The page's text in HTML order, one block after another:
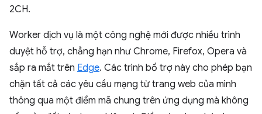
2CH.
Worker dịch vụ là một công nghệ mới được nhiều trình
duyệt hỗ trợ, chẳng hạn như Chrome, Firefox, Opera và
sắp ra mắt trên Edge. Các trình bổ trợ này cho phép bạn
chặn tất cả các yêu cầu mạng từ trang web của mình
thông qua một điểm mã chung trên ứng dụng mà không